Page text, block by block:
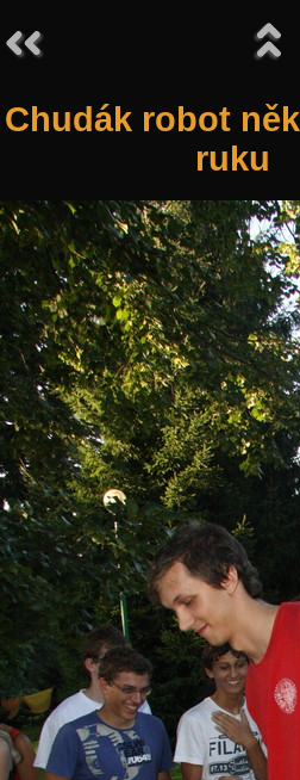
Chudák robot
ruku